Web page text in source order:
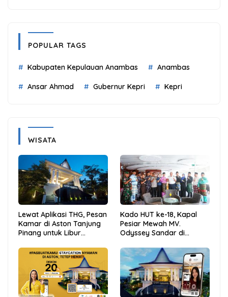
POPULAR TAGS
Kabupaten Kepulauan Anambas Anambas
Ansar Ahmad Gubernur Kepri Kepri
WISATA
Lewat Aplikasi THG, Pesan
Kamar di Aston Tanjung
Pinang untuk Libur
dan Hemat
Kado HUT ke-18, Kapal
Pesiar Mewah MV.
Odyssey Sandar di
Anambas Siap Mendunia